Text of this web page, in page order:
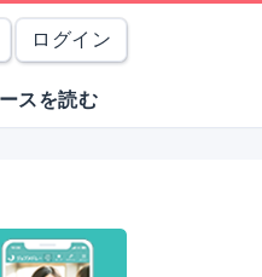
ログイン
スを読む